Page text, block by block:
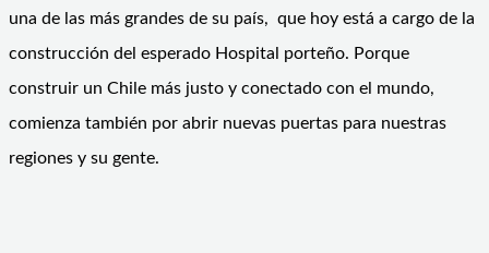
una de las más grandes de su país, que hoy está a cargo de la
construcción del esperado Hospital porteño. Porque
construir un Chile más justo y conectado con el mundo,
comienza también por abrir nuevas puertas para nuestras
regiones y su gente.